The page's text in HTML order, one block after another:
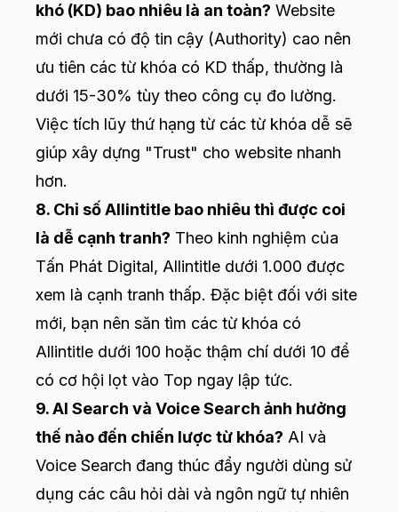
khó (KD) bao nhiêu là an toàn? Website
mới chưa có độ tin cậy (Authority) cao nên
ưu tiên các từ khóa có KD thấp, thường là
dưới 15-30% tùy theo công cụ đo lường.
Việc tích lũy thứ hạng từ các từ khóa dễ sẽ
giúp xây dựng "Trust" cho website nhanh
hơn.
8. Chỉ số Allintitle bao nhiêu thì được coi
là dễ cạnh tranh? Theo kinh nghiệm của
Tấn Phát Digital, Allintitle dưới 1.000 được
xem là cạnh tranh thấp. Đặc biệt đối với site
mới, bạn nên săn tìm các từ khóa có
Allintitle dưới 100 hoặc thậm chí dưới 10 để
có cơ hội lọt vào Top ngay lập tức.
9. AI Search và Voice Search ảnh hưởng
thế nào đến chiến lược từ khóa? AI và
Voice Search đang thúc đẩy người dùng sử
dụng các câu hỏi dài và ngôn ngữ tự nhiên